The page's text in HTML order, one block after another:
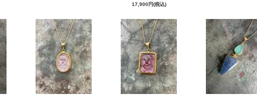
17,900円(税込)